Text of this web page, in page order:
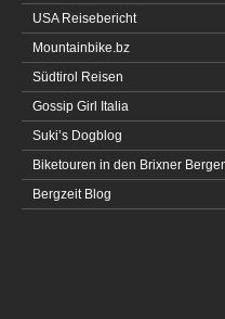
USA Reisebericht
Mountainbike.bz
Südtirol Reisen
Gossip Girl Italia
Suki’s Dogblog
Biketouren in den Brixner
Bergzeit Blog